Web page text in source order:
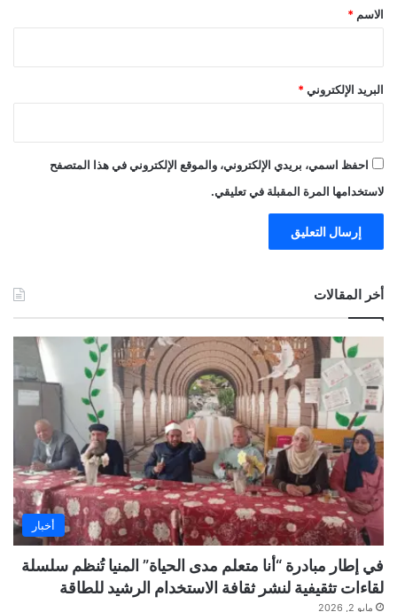
*
الاسم *
البريد الإلكتروني *
احفظ اسمي، بريدي الإلكتروني، والموقع الإلكتروني في هذا المتصفح
لاستخدامها المرة المقبلة في تعليقي.
أخر المقالات
أخبار
في إطار مبادرة “أنا متعلم مدى الحياة” المنيا تُنظم سلسلة
لقاءات تثقيفية لنشر ثقافة الاستخدام الرشيد للطاقة
مايو 2, 2026